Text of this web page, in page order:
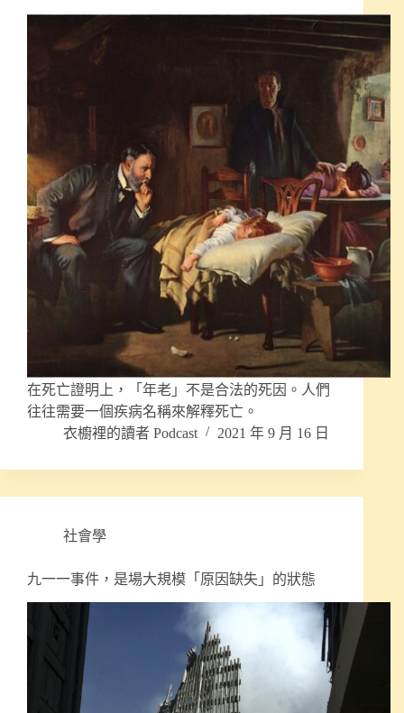
在死亡證明上，「年老」不是合法的死因。人們
往往需要一個疾病名稱來解釋死亡。
衣櫥裡的讀者 Podcast
2021 年 9 月 16 日
社會學
九一一事件，是場大規模「原因缺失」的狀態